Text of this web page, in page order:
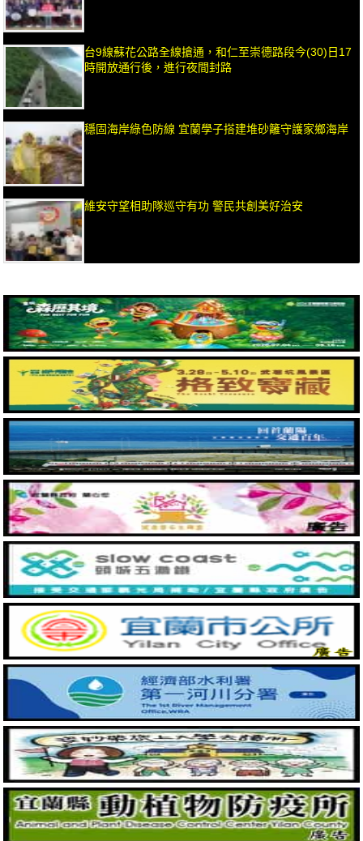
台9線蘇花公路全線搶通，和仁至崇德路段今(30)日17
時開放通行後，進行夜間封路
穩固海岸綠色防線 宜蘭學子搭建堆砂籬守護家鄉海岸
維安守望相助隊巡守有功 警民共創美好治安